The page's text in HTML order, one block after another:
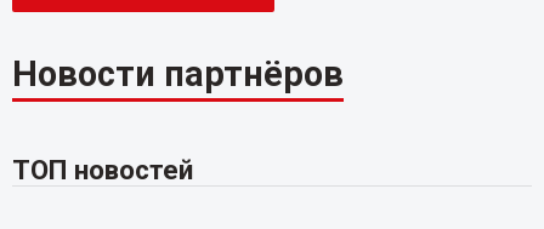
Новости партнёров
ТОП новостей